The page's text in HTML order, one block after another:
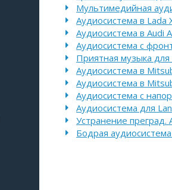
Мультимедийная
Аудиосистема в Lada
Аудиосистема в Audi
Аудиосистема с
Приятная музыка
Аудиосистема в
Аудиосистема в
Аудиосистема с
Аудиосистема для
Устранение
Бодрая